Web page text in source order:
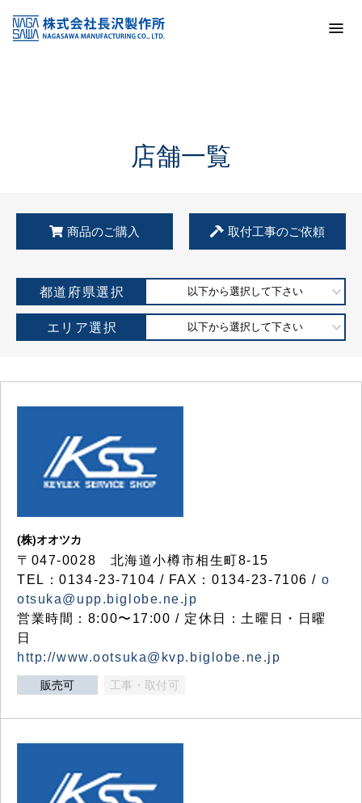
KSS加盟店・取扱店情報
店舗一覧
店舗一覧
商品のご購入 取付工事のご依頼
都道府県選択 以下から選択して下さい
エリア選択 以下から選択して下さい
(株)オオツカ
〒047-0028 北海道小樽市相生町8-15
TEL：0134-23-7104 / FAX：0134-23-7106 / o
otsuka@upp.biglobe.ne.jp
営業時間：8:00〜17:00 / 定休日：土曜日・日曜
日
http://www.ootsuka@kvp.biglobe.ne.jp
販売可 工事・取付可